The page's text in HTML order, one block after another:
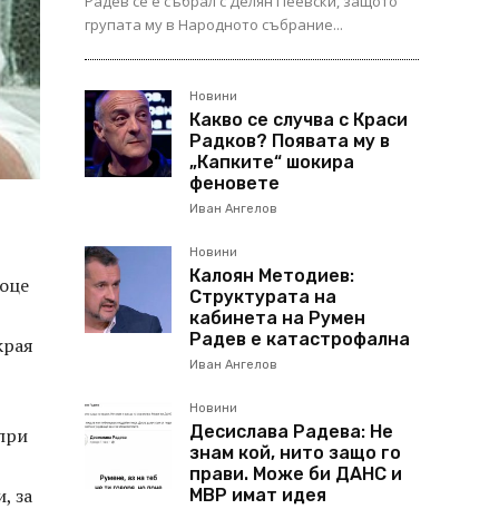
за
групата му в Народното събрание...
Новини
Какво се случва с Краси
Радков? Появата му в
„Капките“ шокира
феновете
Иван Ангелов
Новини
Калоян Методиев:
Структурата на
кабинета на Румен
Радев е катастрофална
Иван Ангелов
Новини
Десислава Радева: Не
знам кой, нито защо го
прави. Може би ДАНС и
МВР имат идея